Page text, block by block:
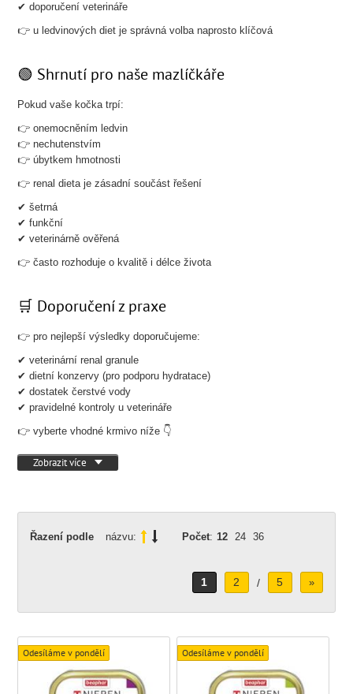
✔ doporučení veterináře
👉 u ledvinových diet je správná volba naprosto klíčová
🟢 Shrnutí pro naše mazlíčkáře
Pokud vaše kočka trpí:
👉 onemocněním ledvin
👉 nechutenstvím
👉 úbytkem hmotnosti
👉 renal dieta je zásadní součást řešení
✔ šetrná
✔ funkční
✔ veterinárně ověřená
👉 často rozhoduje o kvalitě i délce života
🛒 Doporučení z praxe
👉 pro nejlepší výsledky doporučujeme:
✔ veterinární renal granule
✔ dietní konzervy (pro podporu hydratace)
✔ dostatek čerstvé vody
✔ pravidelné kontroly u veterináře
👉 vyberte vhodné krmivo níže 👇
Zobrazit více
Řazení podle názvu: Počet: 12 24 36
1 2 / 5 »
Odesíláme v pondělí Odesíláme v pondělí